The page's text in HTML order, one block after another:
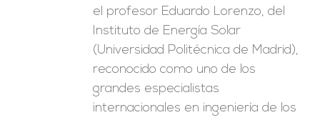
el profesor Eduardo Lorenzo, del
Instituto de Energía Solar
(Universidad Politécnica de Madrid),
reconocido como uno de los
grandes especialistas
internacionales en ingeniería de los